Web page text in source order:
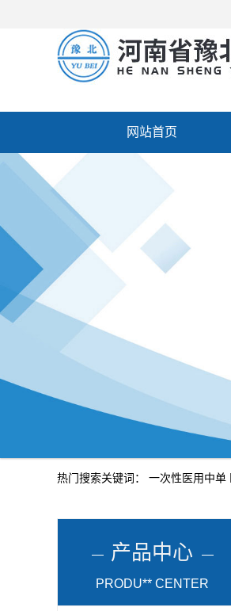
网站首页
厂房设备
热门搜索关键词： 一次性医用中单
产品中心
PRODU** CENTER